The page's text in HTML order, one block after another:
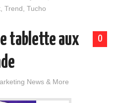
,Trend ,Tucho
0
tablette aux
News & More